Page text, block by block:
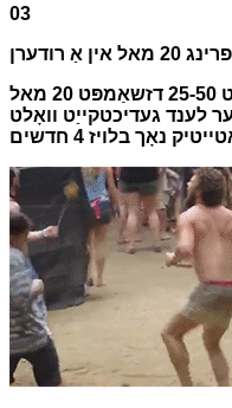
03
מאל אין אַ רודערן
אויב וואָמען אַלט 25-50 דזשאַמפּט 20 מאל
לענד געדיכטקייַט וואָלט